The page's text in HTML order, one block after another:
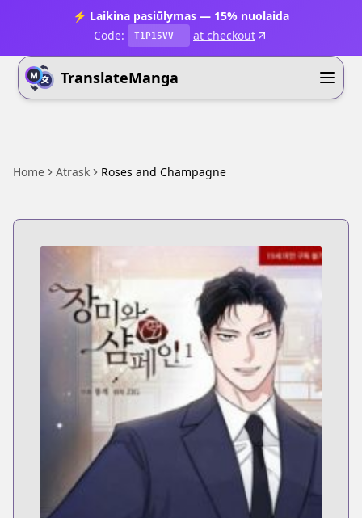
⚡ Laikina pasiūlymas — 15% nuolaida
Code:
T1P15VV at checkout
TranslateManga
Home Atrask Roses and Champagne